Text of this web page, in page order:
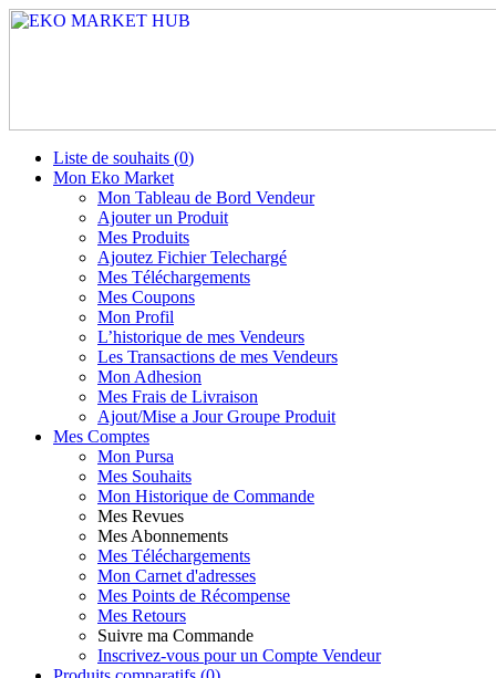
Liste de souhaits (0)
Mon Eko Market
Mon Tableau de Bord Vendeur
Ajouter un Produit
Mes Produits
Ajoutez Fichier Telechargé
Mes Téléchargements
Mes Coupons
Mon Profil
L’historique de mes Vendeurs
Les Transactions de mes Vendeurs
Mon Adhesion
Mes Frais de Livraison
Ajout/Mise a Jour Groupe Produit
Mes Comptes
Mon Pursa
Mes Souhaits
Mon Historique de Commande
Mes Revues
Mes Abonnements
Mes Téléchargements
Mon Carnet d'adresses
Mes Points de Récompense
Mes Retours
Suivre ma Commande
Inscrivez-vous pour un Compte Vendeur